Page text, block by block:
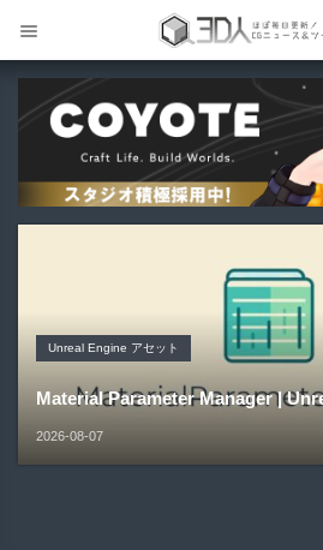
Unreal Engine アセット
Material Parameter Manager |
2026-08-07
Pipe It | 直感的にパイプ形状を構築
5...
2026-08-05
Directive Utilities | ブループリント
ス...
2026-08-03
Unityエフェクトレシピブック パー
る | ktk.kum...
2026-08-03
SiroinoSotai | 完全無料＆CC0 で商
向け...
2026-08-02
サイ